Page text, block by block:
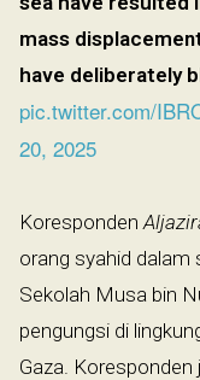
mass
have deliberately
pic.twitter.com/
20, 2025
Koresponden
orang syahid
Sekolah Musa bin
pengungsi di
Gaza.